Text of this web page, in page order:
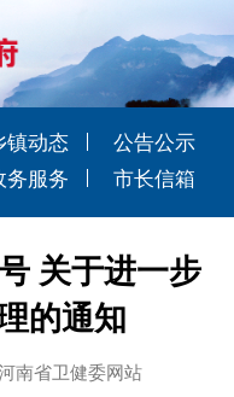
镇动态
公告公示
务服务 市长信箱
关于进一步
的通知
南省卫健委网站